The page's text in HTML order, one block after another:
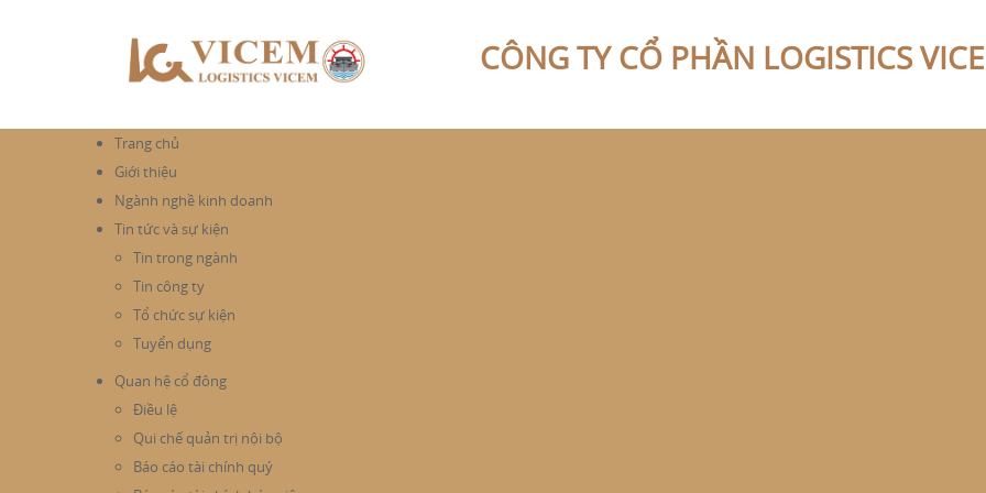
CÔNG TY CỔ PHẦN LOGISTICS
Trang chủ
Giới thiệu
Ngành nghề kinh doanh
Tin tức và sự kiện
Tin trong ngành
Tin công ty
Tổ chức sự kiện
Tuyển dụng
Quan hệ cổ đông
Điều lệ
Qui chế quản trị nội bộ
Báo cáo tài chính quý